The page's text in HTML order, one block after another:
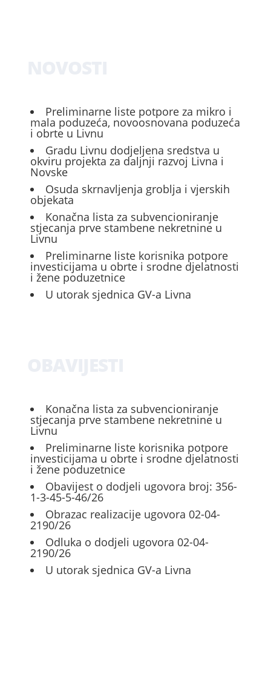
Preliminarne liste potpore za mikro i
mala poduzeća, novoosnovana poduzeća
i obrte u Livnu
Gradu Livnu dodjeljena sredstva u
okviru projekta za daljnji razvoj Livna i
Novske
Osuda skrnavljenja groblja i vjerskih
objekata
Konačna lista za subvencioniranje
stjecanja prve stambene nekretnine u
Livnu
Preliminarne liste korisnika potpore
investicijama u obrte i srodne djelatnosti
i žene poduzetnice
U utorak sjednica GV-a Livna
Konačna lista za subvencioniranje
stjecanja prve stambene nekretnine u
Livnu
Preliminarne liste korisnika potpore
investicijama u obrte i srodne djelatnosti
i žene poduzetnice
Obavijest o dodjeli ugovora broj: 356-
1-3-45-5-46/26
Obrazac realizacije ugovora 02-04-
2190/26
Odluka o dodjeli ugovora 02-04-
2190/26
U utorak sjednica GV-a Livna